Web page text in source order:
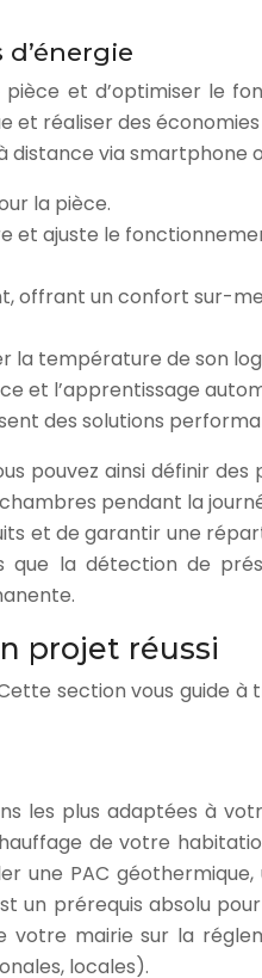
et d’optimiser le
réaliser des
distance via smartphone
la pièce.
et ajuste le
un confort sur-
température de son
l’apprentissage
des solutions
pouvez ainsi définir
pendant la
et de garantir une
la détection de
projet réussi
section vous guide à
les plus adaptées à
de votre
une PAC
un prérequis absolu
votre mairie sur la
locales).